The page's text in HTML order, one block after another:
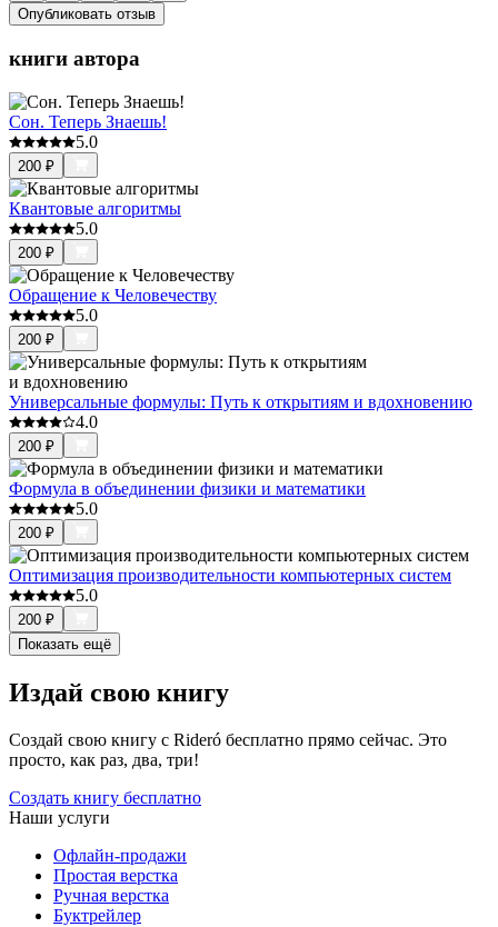
Опубликовать отзыв
книги автора
Сон. Теперь Знаешь!
5.0
200 ₽
Квантовые алгоритмы
5.0
200 ₽
Обращение к Человечеству
5.0
200 ₽
Универсальные формулы: Путь к открытиям и вдохновению
4.0
200 ₽
Формула в объединении физики и математики
5.0
200 ₽
Оптимизация производительности компьютерных систем
5.0
200 ₽
Показать ещё
Издай свою книгу
Создай свою книгу с Rideró бесплатно прямо сейчас. Это
просто, как раз, два, три!
Создать книгу бесплатно
Наши услуги
Офлайн-продажи
Простая верстка
Ручная верстка
Буктрейлер